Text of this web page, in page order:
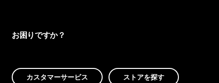
お困りですか？
カスタマーサービス ストアを探す